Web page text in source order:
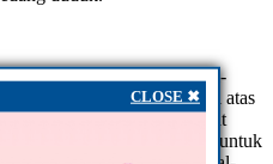
hadis yang panjang dan al-
bahawa hadis di atas
Nabi SAW solat dua rakaat
menjelaskan kebolehan untuk
CLOSE ✖